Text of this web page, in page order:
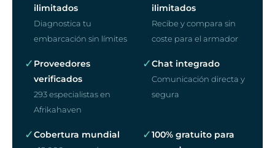
ilimitados
Diagnostica tu
embarcación sin límites
ilimitados
Recibe y compara sin
coste para el armador
✓ Proveedores
verificados
293 especialistas en
Afrikahaven
✓Chat integrado
Comunicación directa y
segura
✓Cobertura mundial ✓100% gratuito para